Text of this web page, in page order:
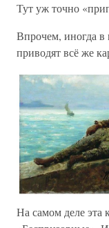
Тут уж точно
Впрочем, иногда
приводят всё же
На самом деле эта